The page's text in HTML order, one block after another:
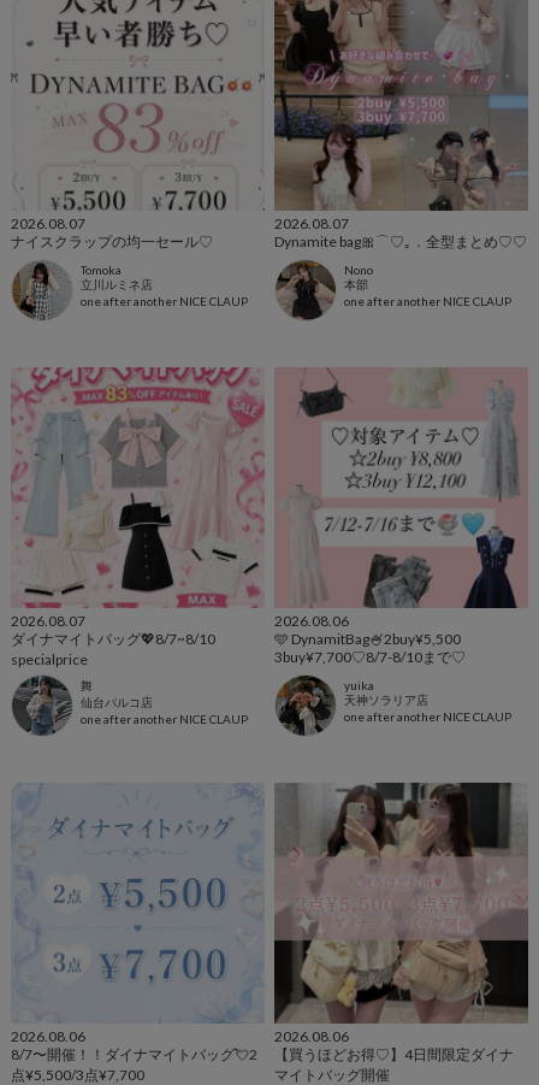
2026.08.07
ナイスクラップの均一セール♡
Tomoka
立川ルミネ店
one after another NICE CLAUP
2026.08.07
Dynamite bag🎀⌒♡｡．全型まとめ♡♡
Nono
本部
one after another NICE CLAUP
2026.08.07
ダイナマイトバッグ💖8/7~8/10
specialprice
舞
仙台パルコ店
one after another NICE CLAUP
2026.08.06
🩵 DynamitBag🍧2buy¥5,500
3buy¥7,700♡8/7-8/10まで♡
yuika
天神ソラリア店
one after another NICE CLAUP
2026.08.06
8/7〜開催！！ダイナマイトバッグ💘2
点¥5,500/3点¥7,700
2026.08.06
【買うほどお得♡】4日間限定ダイナ
マイトバッグ開催